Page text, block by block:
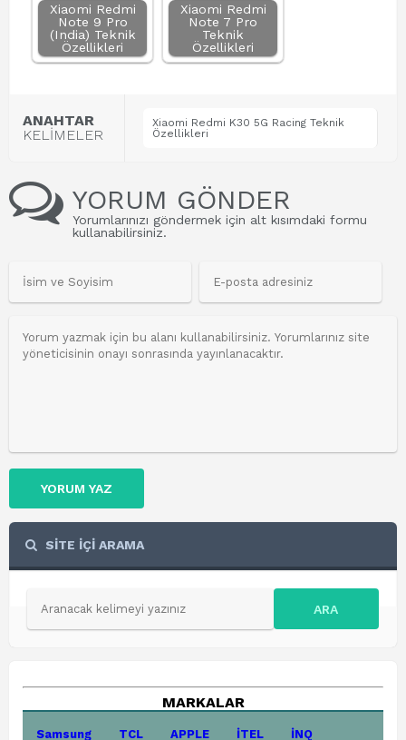
Xiaomi Redmi
Note 9 Pro
(India) Teknik
Özellikleri
Xiaomi Redmi
Note 7 Pro
Teknik
Özellikleri
ANAHTAR
KELİMELER
Xiaomi Redmi K30 5G Racing Teknik
Özellikleri
YORUM GÖNDER
Yorumlarınızı göndermek için alt kısımdaki formu
kullanabilirsiniz.
YORUM YAZ
SİTE İÇİ ARAMA
ARA
MARKALAR
Samsung TCL APPLE İTEL İNQ